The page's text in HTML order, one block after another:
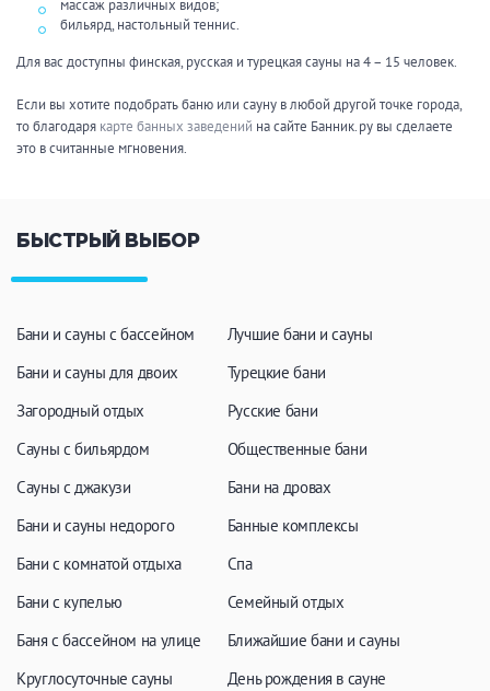
массаж различных видов;
бильярд, настольный теннис.
Для вас доступны финская, русская и турецкая сауны на 4 – 15 человек.
Если вы хотите подобрать баню или сауну в любой другой точке города,
то благодаря карте банных заведений на сайте Банник.ру вы сделаете
это в считанные мгновения.
БЫСТРЫЙ ВЫБОР
Бани и сауны с бассейном
Бани и сауны для двоих
Загородный отдых
Сауны с бильярдом
Сауны с джакузи
Бани и сауны недорого
Бани с комнатой отдыха
Бани с купелью
Баня с бассейном на улице
Круглосуточные сауны
Лучшие бани и сауны
Турецкие бани
Русские бани
Общественные бани
Бани на дровах
Банные комплексы
Спа
Семейный отдых
Ближайшие бани и сауны
День рождения в сауне